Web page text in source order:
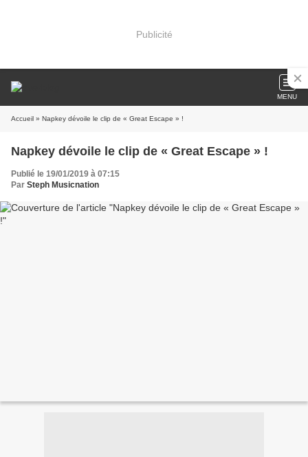
Publicité
MENU
Accueil » Napkey dévoile le clip de « Great Escape » !
Napkey dévoile le clip de « Great Escape » !
Publié le 19/01/2019 à 07:15
Par Steph Musicnation